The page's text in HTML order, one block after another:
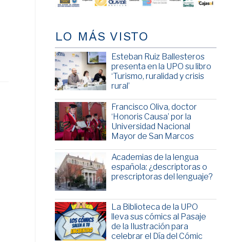
LO MÁS VISTO
Esteban Ruiz Ballesteros
presenta en la UPO su libro
‘Turismo, ruralidad y crisis
rural’
Francisco Oliva, doctor
‘Honoris Causa’ por la
Universidad Nacional
Mayor de San Marcos
Academias de la lengua
española: ¿descriptoras o
prescriptoras del lenguaje?
La Biblioteca de la UPO
lleva sus cómics al Pasaje
de la Ilustración para
celebrar el Día del Cómic